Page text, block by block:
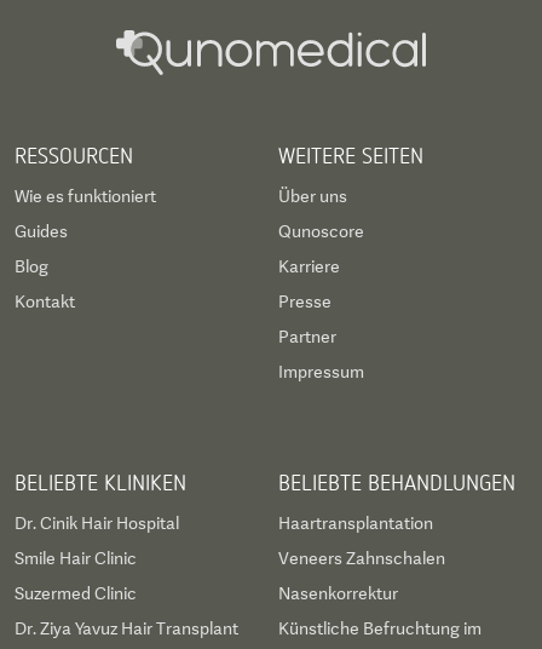
RESSOURCEN
Wie es funktioniert
Guides
Blog
Kontakt
WEITERE SEITEN
Über uns
Qunoscore
Karriere
Presse
Partner
Impressum
BELIEBTE KLINIKEN
Dr. Cinik Hair Hospital
Smile Hair Clinic
Suzermed Clinic
Dr. Ziya Yavuz Hair Transplant
BELIEBTE BEHANDLUNGEN
Haartransplantation
Veneers Zahnschalen
Nasenkorrektur
Künstliche Befruchtung im